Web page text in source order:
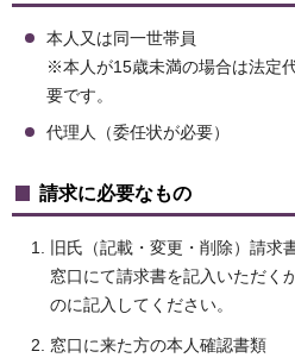
本人又は同一世帯員
※本人が15歳未満の場合は法定
要です。
代理人（委任状が必要）
請求に必要なもの
旧氏（記載・変更・削除）請求
窓口にて請求書を記入いただく
のに記入してください。
窓口に来た方の本人確認書類